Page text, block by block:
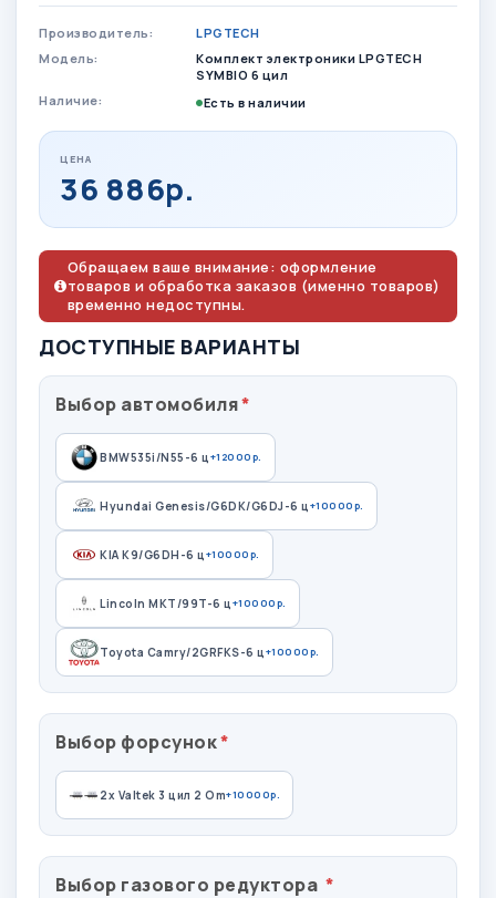
Производитель:
LPGTECH
Модель:
Комплект электроники LPGTECH
SYMBIO 6 цил
Наличие:
Есть в наличии
ЦЕНА
36 886р.
Обращаем ваше внимание: оформление
товаров и обработка заказов (именно товаров)
временно недоступны.
ДОСТУПНЫЕ ВАРИАНТЫ
Выбор автомобиля
BMW535i/N55-6 ц+12000р.
Hyundai Genesis/G6DK/G6DJ-6 ц+10000р.
KIA K9/G6DH-6 ц+10000р.
Lincoln MKT/99T-6 ц+10000р.
Toyota Camry/2GRFKS-6 ц+10000р.
Выбор форсунок
2x Valtek 3 цил 2 Om+10000р.
Выбор газового редуктора